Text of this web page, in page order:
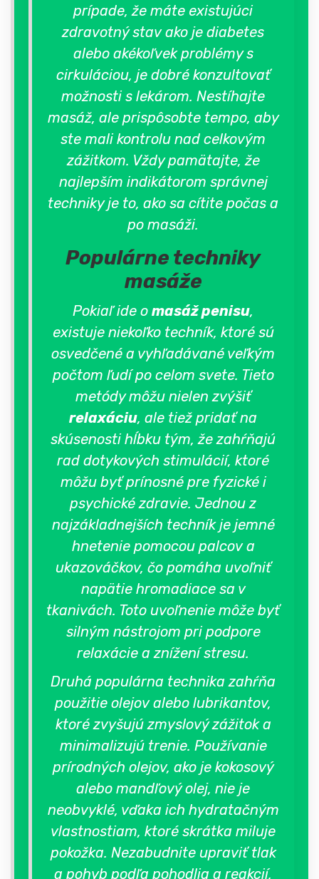
prípade, že máte existujúci
zdravotný stav ako je diabetes
alebo akékoľvek problémy s
cirkuláciou, je dobré konzultovať
možnosti s lekárom. Nestíhajte
masáž, ale prispôsobte tempo, aby
ste mali kontrolu nad celkovým
zážitkom. Vždy pamätajte, že
najlepším indikátorom správnej
techniky je to, ako sa cítite počas a
po masáži.
Populárne techniky
masáže
Pokiaľ ide o masáž penisu,
existuje niekoľko techník, ktoré sú
osvedčené a vyhľadávané veľkým
počtom ľudí po celom svete. Tieto
metódy môžu nielen zvýšiť
relaxáciu, ale tiež pridať na
skúsenosti hĺbku tým, že zahŕňajú
rad dotykových stimulácií, ktoré
môžu byť prínosné pre fyzické i
psychické zdravie. Jednou z
najzákladnejších techník je jemné
hnetenie pomocou palcov a
ukazováčkov, čo pomáha uvoľniť
napätie hromadiace sa v
tkanivách. Toto uvoľnenie môže byť
silným nástrojom pri podpore
relaxácie a znížení stresu.
Druhá populárna technika zahŕňa
použitie olejov alebo lubrikantov,
ktoré zvyšujú zmyslový zážitok a
minimalizujú trenie. Používanie
prírodných olejov, ako je kokosový
alebo mandľový olej, nie je
neobvyklé, vďaka ich hydratačným
vlastnostiam, ktoré skrátka miluje
pokožka. Nezabudnite upraviť tlak
a pohyb podľa pohodlia a reakcií,